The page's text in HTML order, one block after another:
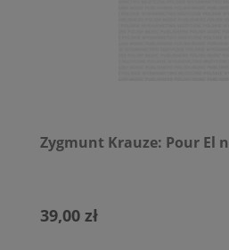
Zygmunt Krauze: Pour El
39,00 zł